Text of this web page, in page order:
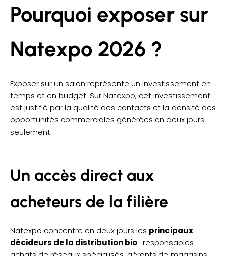
Pourquoi exposer sur
Natexpo 2026 ?
Exposer sur un salon représente un investissement en
temps et en budget. Sur Natexpo, cet investissement
est justifié par la qualité des contacts et la densité des
opportunités commerciales générées en deux jours
seulement.
Un accès direct aux
acheteurs de la filière
Natexpo concentre en deux jours les principaux
décideurs de la distribution bio : responsables